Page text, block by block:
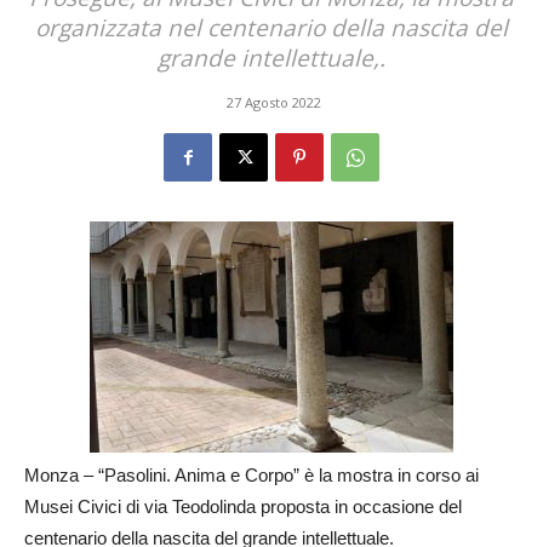
organizzata nel centenario della nascita del
grande intellettuale,.
27 Agosto 2022
Monza – “Pasolini. Anima e Corpo” è la mostra in corso ai
Musei Civici di via Teodolinda proposta in occasione del
centenario della nascita del grande intellettuale.